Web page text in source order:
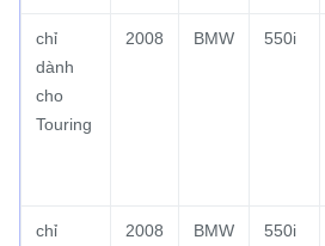
chỉ
dành
cho
Touring
2008 BMW 550i
chỉ
2008 BMW 550i